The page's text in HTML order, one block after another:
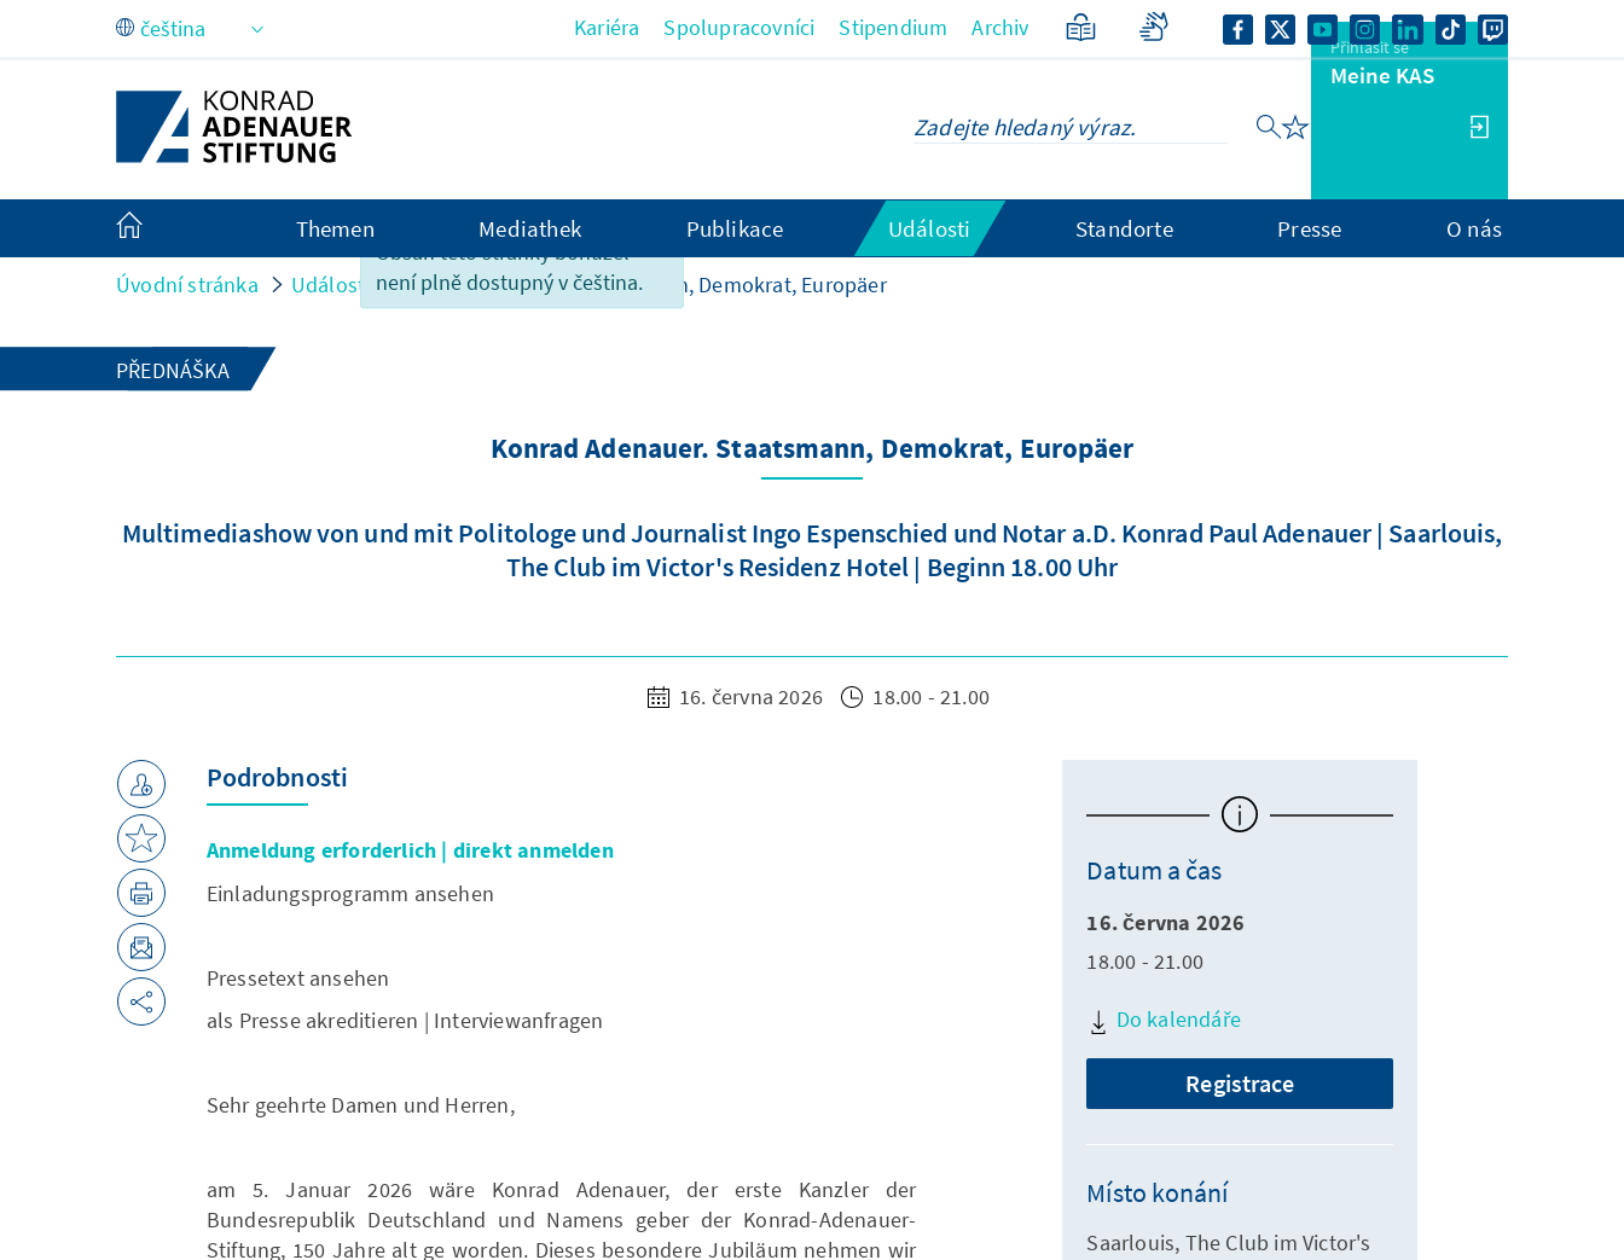
Skip to Main Content
Obsah této stránky bohužel
není plně dostupný v čeština.
Kariéra Spolupracovníci Stipendium Archiv
Přihlásit se
Meine KAS
Themen Mediathek Publikace Události Standorte Presse O nás
Úvodní stránka Události Konrad Adenauer. Staatsmann, Demokrat, Europäer
PŘEDNÁŠKA
Konrad Adenauer. Staatsmann, Demokrat, Europäer
Multimediashow von und mit Politologe und Journalist Ingo Espenschied und Notar a.D. Konrad Paul Adenauer | Saarlouis,
The Club im Victor's Residenz Hotel | Beginn 18.00 Uhr
16. června 2026 18.00 - 21.00
Podrobnosti
Anmeldung erforderlich | direkt anmelden
Einladungsprogramm ansehen
Pressetext ansehen
als Presse akreditieren | Interviewanfragen
Sehr geehrte Damen und Herren,
am 5. Januar 2026 wäre Konrad Adenauer, der erste Kanzler der
Bundesrepublik Deutschland und Namens geber der Konrad-Adenauer-
Stiftung, 150 Jahre alt ge worden. Dieses besondere Jubiläum nehmen wir
Datum a čas
16. června 2026
18.00 - 21.00
Do kalendáře
Registrace
Místo konání
Saarlouis, The Club im Victor's